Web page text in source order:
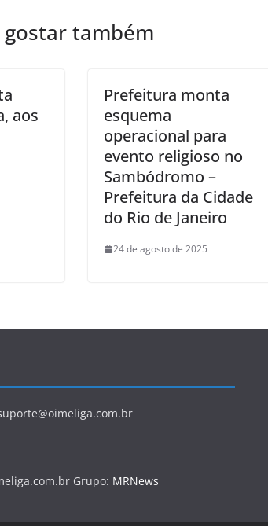
também
aos
Prefeitura monta
esquema
operacional para
evento religioso no
Sambódromo –
Prefeitura da Cidade
do Rio de Janeiro
24 de agosto de 2025
Grupo: MRNews